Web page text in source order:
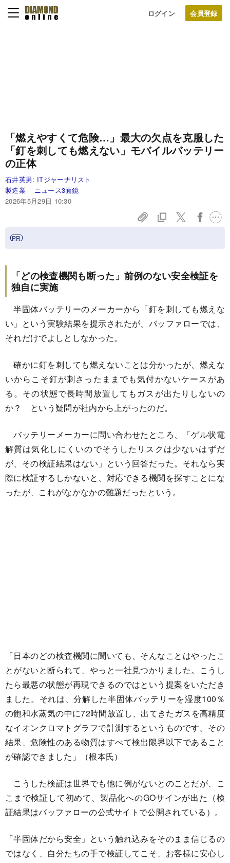
ログイン
「燃えやすくて危険…」最大の欠点を克服した
「釘を刺しても燃えない」モバイルバッテリー
の正体
石井英男: ITジャーナリスト
製造業
ニュース3面鏡
2026年5月29日 10:30
「どの検査機関も断った」前例のない安全検証を
独自に実施
半固体バッテリーのメーカーから「釘を刺しても燃えな
い」という実験結果を提示されたが、バッファローでは、
それだけでよしとしなかった。
確かに釘を刺しても燃えないことは分かったが、燃えな
いからこそ釘が刺さったままでも気付かないケースがあ
る。その状態で長時間放置してもガスが出たりしないの
か？ という疑問が社内から上がったのだ。
バッテリーメーカーに問い合わせたところ、「ゲル状電
解質は気化しにくいのでそうしたリスクは少ないはずだ
が、その検証結果はない」という回答だった。それなら実
際に検証するしかないと、対応できる機関を探すことにな
ったが、これがなかなかの難題だったという。
「日本のどの検査機関に聞いても、そんなことはやったこ
とがないと断られて、やっと一社見つかりました。こうし
たら最悪の状態が再現できるのではという提案をいただき
ました。それは、分解した半固体バッテリーを湿度100％
の飽和水蒸気の中に72時間放置し、出てきたガスを高精度
なイオンクロマトグラフで計測するというものです。その
結果、危険性のある物質はすべて検出限界以下であること
が確認できました」（根本氏）
こうした検証は世界でも他に例がないとのことだが、こ
こまで検証して初めて、製品化へのGOサインが出た（検
証結果はバッファローの公式サイトで公開されている）。
「半固体だから安全」という触れ込みをそのまま信じるの
ではなく、自分たちの手で検証してこそ、お客様に安心し